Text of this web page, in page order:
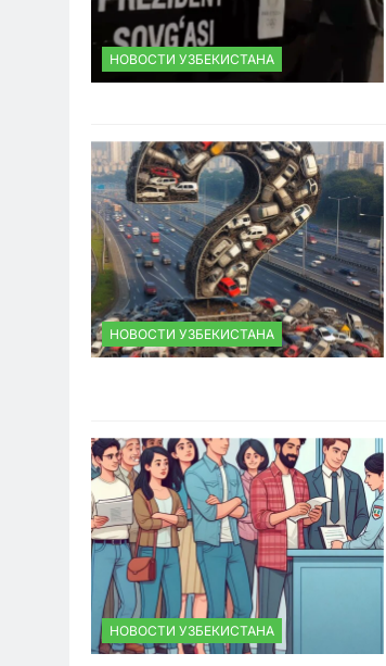
НОВОСТИ УЗБЕКИСТАНА
НОВОСТИ УЗБЕКИСТАНА
НОВОСТИ УЗБЕКИСТАНА